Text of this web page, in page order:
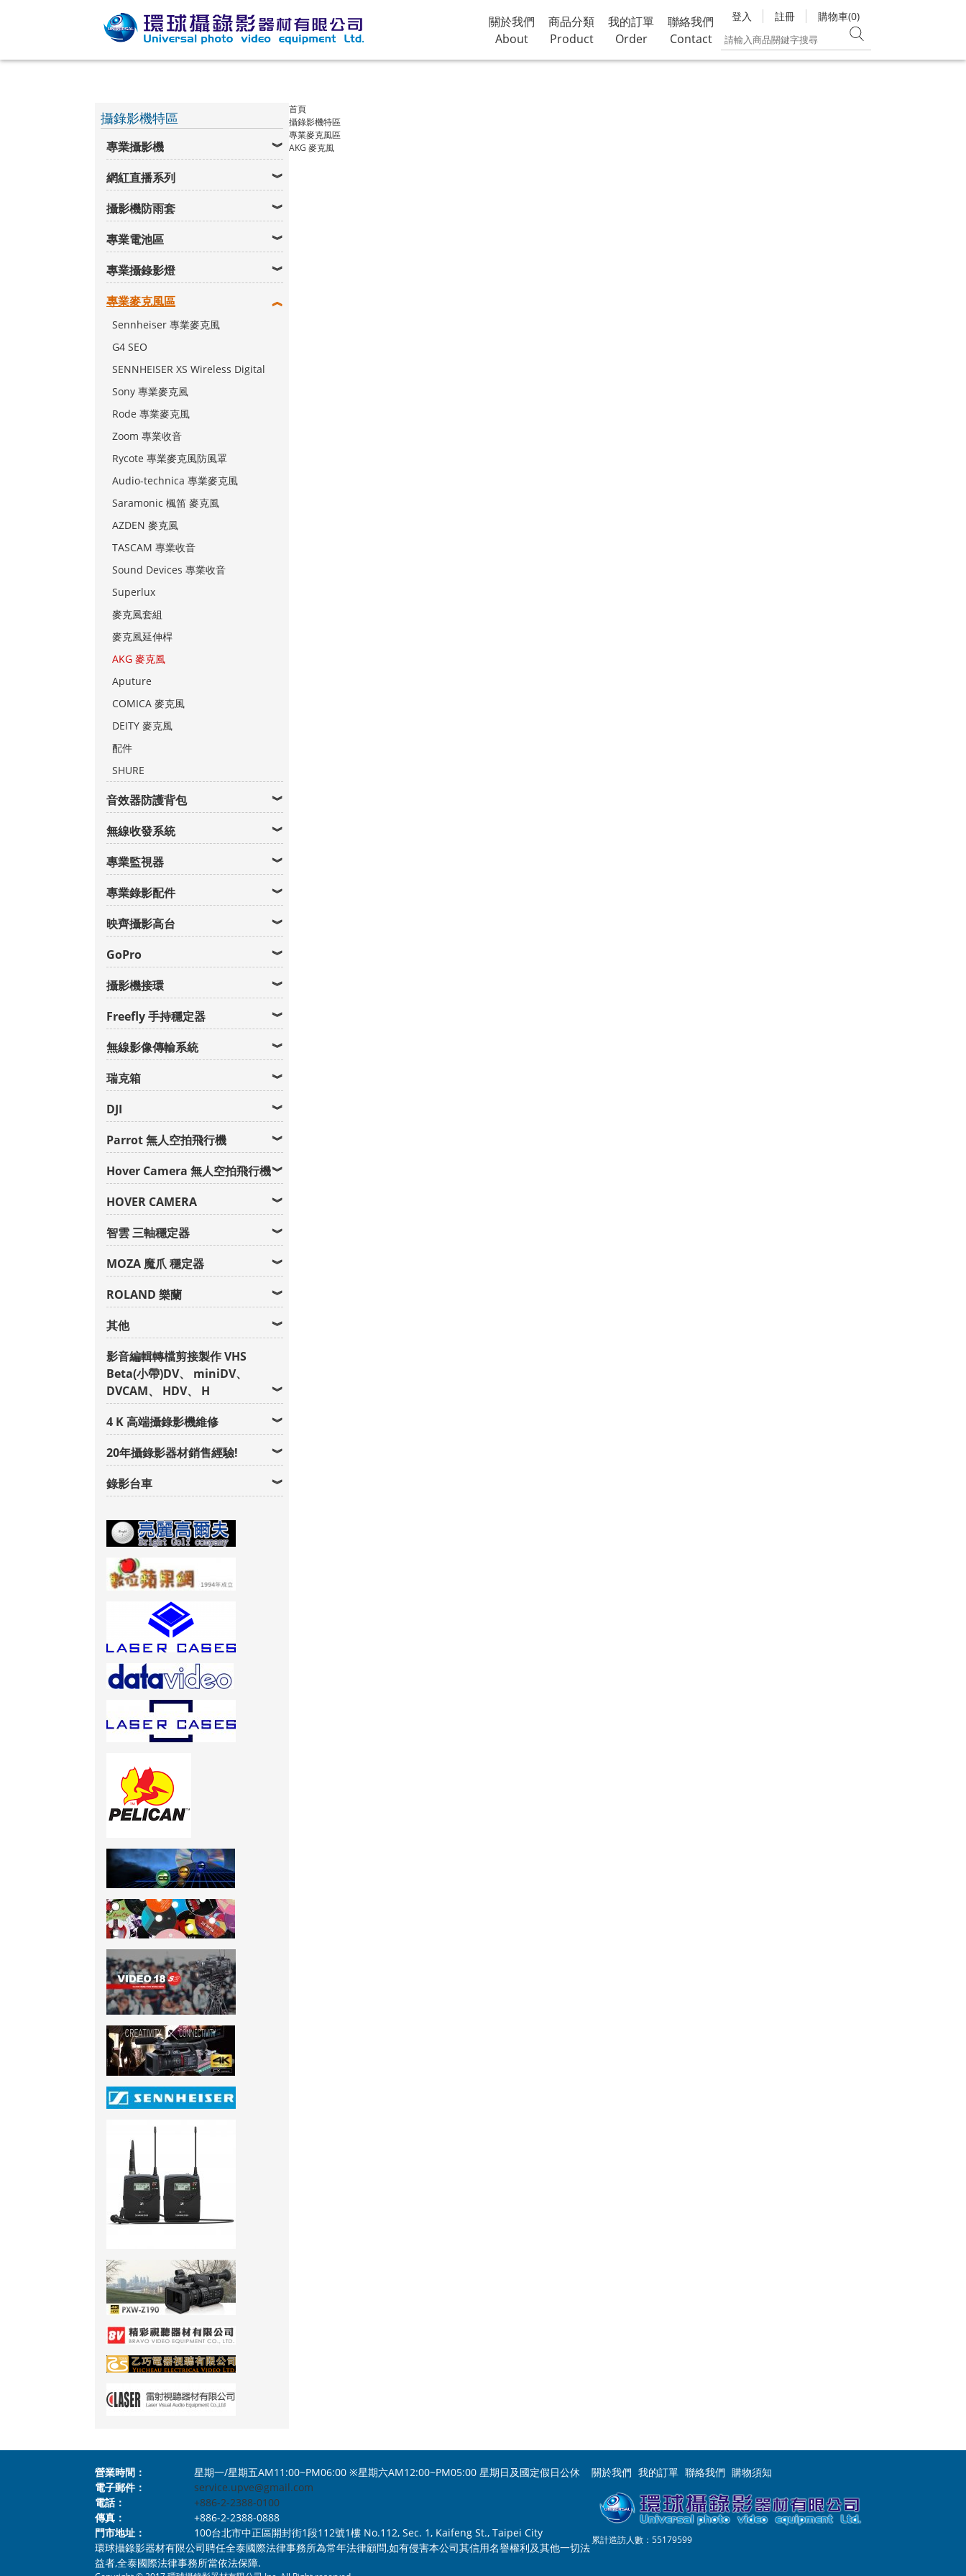
關於我們
About
商品分類
Product
我的訂單
Order
聯絡我們
Contact
登入 註冊 購物車(0)
攝錄影機特區
專業攝影機
網紅直播系列
攝影機防雨套
專業電池區
專業攝錄影燈
專業麥克風區
Sennheiser 專業麥克風
G4 SEO
SENNHEISER XS Wireless Digital
Sony 專業麥克風
Rode 專業麥克風
Zoom 專業收音
Rycote 專業麥克風防風罩
Audio-technica 專業麥克風
Saramonic 楓笛 麥克風
AZDEN 麥克風
TASCAM 專業收音
Sound Devices 專業收音
Superlux
麥克風套組
麥克風延伸桿
AKG 麥克風
Aputure
COMICA 麥克風
DEITY 麥克風
配件
SHURE
音效器防護背包
無線收發系統
專業監視器
專業錄影配件
映齊攝影高台
GoPro
攝影機接環
Freefly 手持穩定器
無線影像傳輸系統
瑞克箱
DJI
Parrot 無人空拍飛行機
Hover Camera 無人空拍飛行機
HOVER CAMERA
智雲 三軸穩定器
MOZA 魔爪 穩定器
ROLAND 樂蘭
其他
影音編輯轉檔剪接製作 VHS
Beta(小帶)DV、 miniDV、
DVCAM、 HDV、 H
4 K 高端攝錄影機維修
20年攝錄影器材銷售經驗!
錄影台車
首頁
攝錄影機特區
專業麥克風區
AKG 麥克風
營業時間：
星期一/星期五AM11:00~PM06:00 ※星期六AM12:00~PM05:00 星期日及國定假日公休
電子郵件：
service.upve@gmail.com
電話：
+886-2-2388-0100
傳真：
+886-2-2388-0888
門市地址：
100台北市中正區開封街1段112號1樓 No.112, Sec. 1, Kaifeng St., Taipei City
環球攝錄影器材有限公司聘任全泰國際法律事務所為常年法律顧問,如有侵害本公司其信用名譽權利及其他一切法
益者,全泰國際法律事務所當依法保障.
關於我們 我的訂單 聯絡我們 購物須知
累計造訪人數：55179599